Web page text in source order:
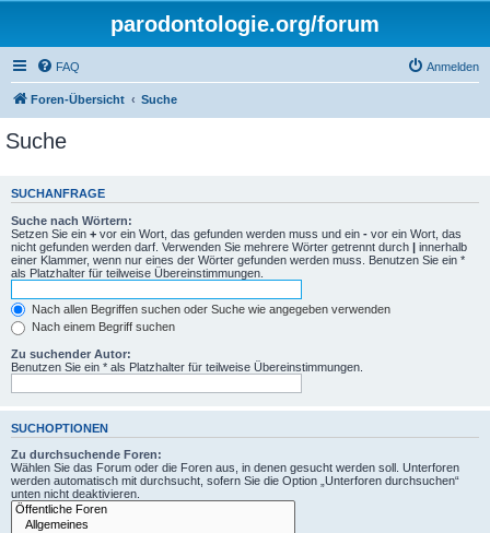
parodontologie.org/forum
FAQ Anmelden
Foren-Übersicht Suche
Suche
SUCHANFRAGE
Suche nach Wörtern:
Setzen Sie ein + vor ein Wort, das gefunden werden muss und ein - vor ein Wort, das
nicht gefunden werden darf. Verwenden Sie mehrere Wörter getrennt durch | innerhalb
einer Klammer, wenn nur eines der Wörter gefunden werden muss. Benutzen Sie ein *
als Platzhalter für teilweise Übereinstimmungen.
Nach allen Begriffen suchen oder Suche wie angegeben verwenden
Nach einem Begriff suchen
Zu suchender Autor:
Benutzen Sie ein * als Platzhalter für teilweise Übereinstimmungen.
SUCHOPTIONEN
Zu durchsuchende Foren:
Wählen Sie das Forum oder die Foren aus, in denen gesucht werden soll. Unterforen
werden automatisch mit durchsucht, sofern Sie die Option „Unterforen durchsuchen“
unten nicht deaktivieren.